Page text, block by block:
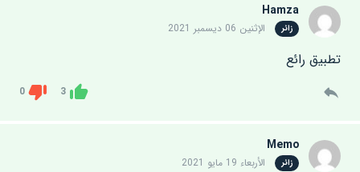
Hamza
زائر الإثنين 06 ديسمبر 2021
تطبيق رائع
3
0
Dislike
Memo
زائر الأربعاء 19 مايو 2021